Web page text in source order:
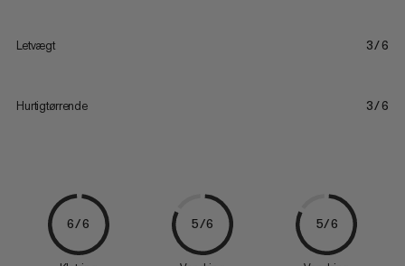
Letvægt 3/6
Hurtigtørrende 3/6
6/6 5/6 5/6